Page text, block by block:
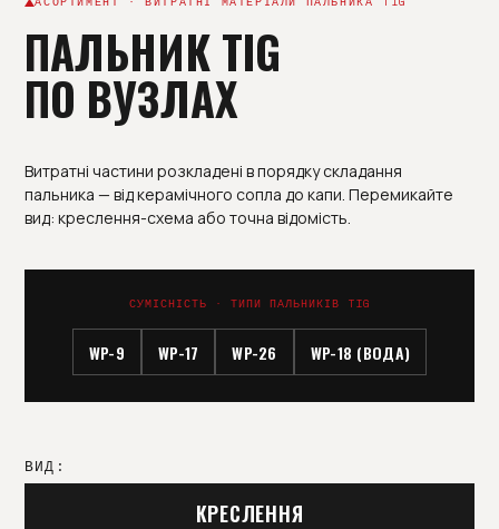
ПАЛЬНИК TIG
ПО ВУЗЛАХ
Витратні частини розкладені в порядку складання
пальника — від керамічного сопла до капи. Перемикайте
вид: креслення-схема або точна відомість.
СУМІСНІСТЬ · ТИПИ ПАЛЬНИКІВ TIG
WP-9 WP-17 WP-26 WP-18 (ВОДА)
ВИД:
КРЕСЛЕННЯ